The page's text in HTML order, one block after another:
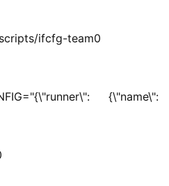
ifcfg-team0
{\"name\":